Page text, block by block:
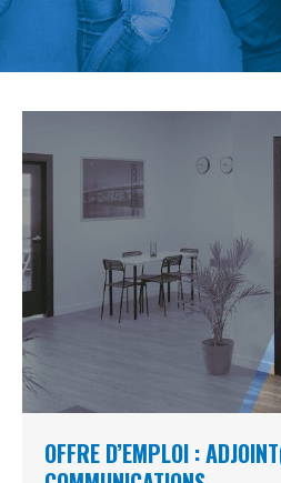
OFFRE D’EMPLOI :